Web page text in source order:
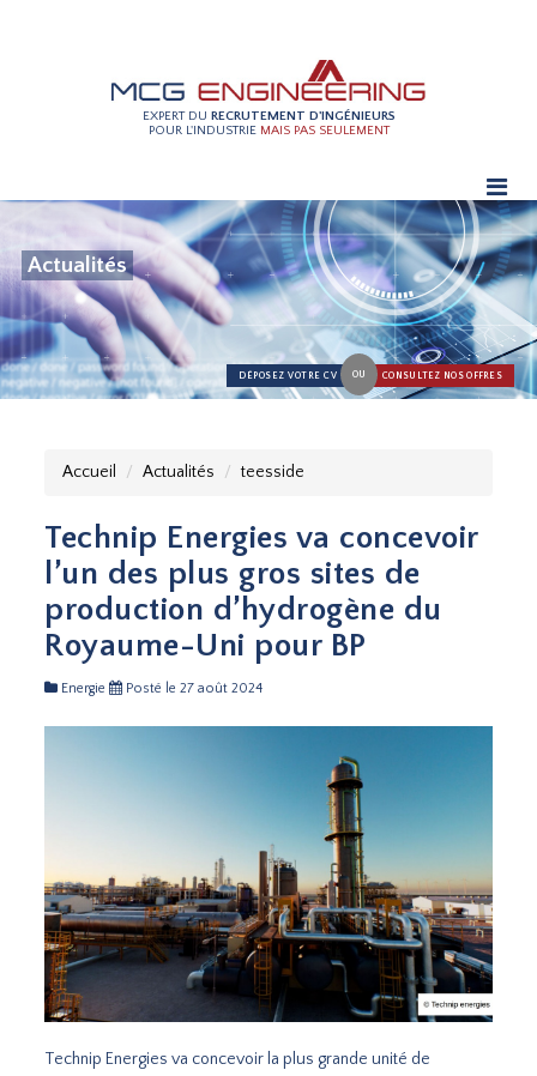
EXPERT DU RECRUTEMENT D'INGÉNIEURS
POUR L'INDUSTRIE MAIS PAS SEULEMENT
Actualités
DÉPOSEZ VOTRE CV OU CONSULTEZ NOS OFFRES
Accueil Actualités teesside
Technip Energies va concevoir
l’un des plus gros sites de
production d’hydrogène du
Royaume-Uni pour BP
Energie Posté le 27 août 2024
Technip Energies va concevoir la plus grande unité de